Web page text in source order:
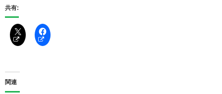
共有:
関連